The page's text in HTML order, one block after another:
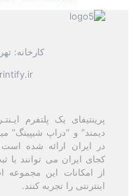
کارخانه:
پرینتیفای یک پلتفرم
دیمند” و “دراپ شیپینگ”
در ایران ارائه شده
کجای ایران می توانند
از امکانات این مجموعه
اینترنتی را تجربه کنند.